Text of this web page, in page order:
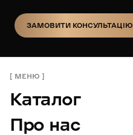
ЗАМОВИТИ КОНСУЛЬТАЦІЮ
МЕНЮ
Каталог
Про нас